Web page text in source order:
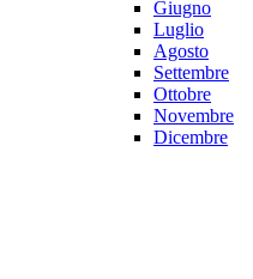
Giugno
Luglio
Agosto
Settembre
Ottobre
Novembre
Dicembre